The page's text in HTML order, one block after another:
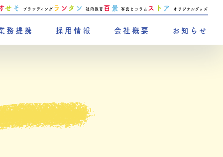
務提携 採用情報 会社概要 お知らせ
せ そ ブランディング ラ ン タ ン 社内教育 百 景 写真とコラム ス ト ア オリジナルグッズ